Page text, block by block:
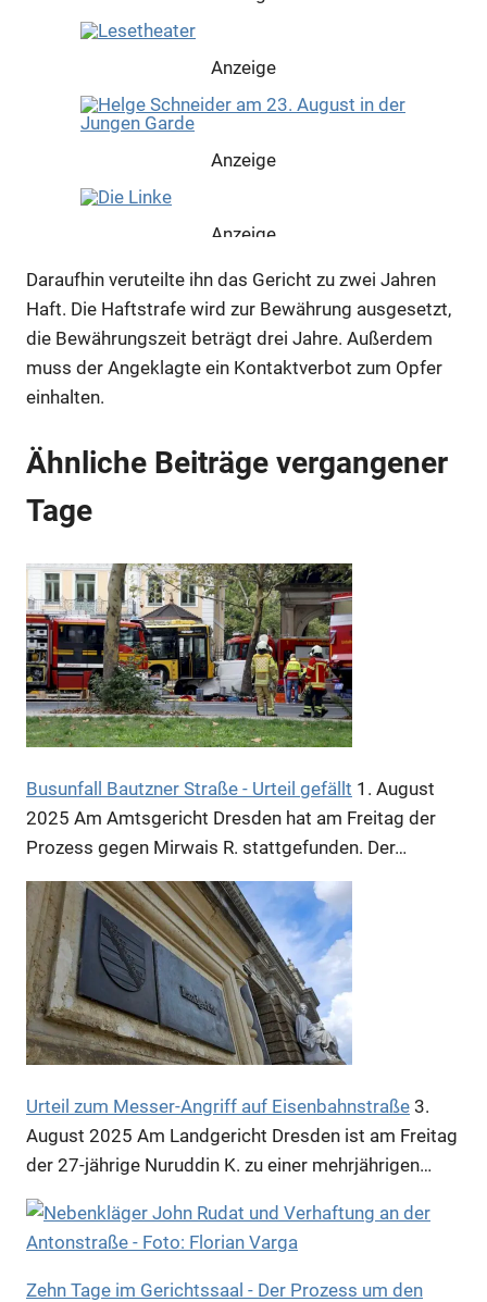
Anzeige
Anzeige
Anzeige
Anzeige
Anzeige
Anzeige
Anzeige
Daraufhin veruteilte ihn das Gericht zu zwei Jahren
Haft. Die Haftstrafe wird zur Bewährung ausgesetzt,
die Bewährungszeit beträgt drei Jahre. Außerdem
muss der Angeklagte ein Kontaktverbot zum Opfer
einhalten.
Ähnliche Beiträge vergangener
Tage
Busunfall Bautzner Straße - Urteil gefällt 1. August
2025 Am Amtsgericht Dresden hat am Freitag der
Prozess gegen Mirwais R. stattgefunden. Der…
Urteil zum Messer-Angriff auf Eisenbahnstraße 3.
August 2025 Am Landgericht Dresden ist am Freitag
der 27-jährige Nuruddin K. zu einer mehrjährigen…
Zehn Tage im Gerichtssaal - Der Prozess um den